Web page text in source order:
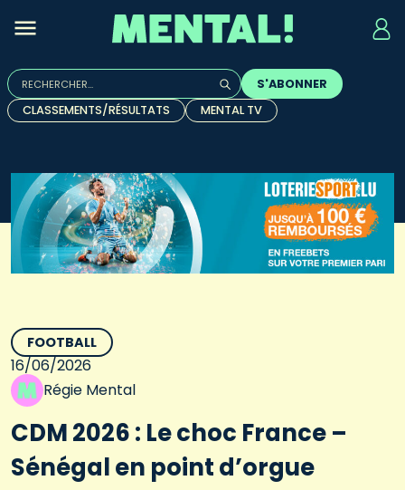
Rechercher :
Quand les résultats de l'auto-complétion sont
S'ABONNER
CLASSEMENTS/RÉSULTATS
MENTAL TV
FOOTBALL
16/06/2026
Régie Mental
CDM 2026 : Le choc France –
Sénégal en point d’orgue